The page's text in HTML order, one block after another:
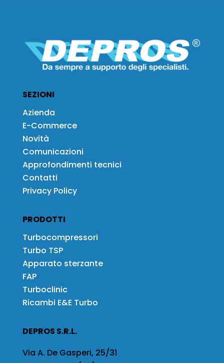
SEZIONI
Azienda
E-Commerce
Novità
Comunicazioni
Approfondimenti tecnici
Contatti
Privacy Policy
PRODOTTI
Turbocompressori
Turbo TSP
Apparato sterzante
FAP
Turboclinic
Ricambi E&E Turbo
DEPROS S.R.L.
Via A. De Gasperi, 25/31